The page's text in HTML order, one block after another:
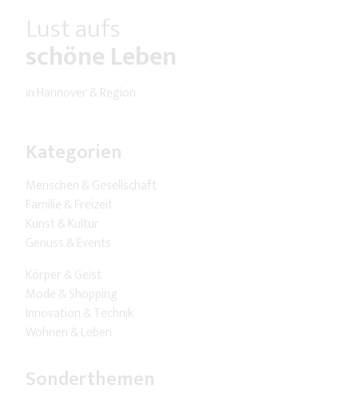
Lust aufs
schöne Leben
in Hannover & Region
Kategorien
Menschen & Gesellschaft
Familie & Freizeit
Kunst & Kultur
Genuss & Events
Körper & Geist
Mode & Shopping
Innovation & Technik
Wohnen & Leben
Sonderthemen